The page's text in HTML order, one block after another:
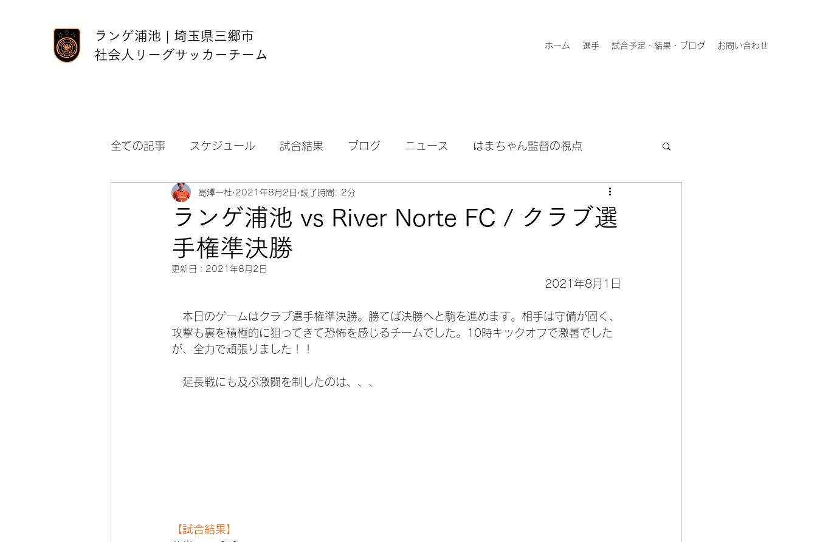
ランゲ浦池 | 埼玉県三郷市
社会人リーグサッカーチーム
ホーム 選手 試合予定・結果・ブログ お問い合わせ
全ての記事 スケジュール 試合結果 ブログ ニュース はまちゃん監督の視点
ランゲ浦池 vs River Norte FC / クラブ選
手権準決勝
島澤一杜 2021年8月2日 読了時間: 2分
更新日： 2021年8月2日
2021年8月1日
本日のゲームはクラブ選手権準決勝。勝てば決勝へと駒を進めます。相手は守備が固く、
攻撃も裏を積極的に狙ってきて恐怖を感じるチームでした。10時キックオフで激暑でした
が、全力で頑張りました！！
延長戦にも及ぶ激闘を制したのは、、、
【試合結果】